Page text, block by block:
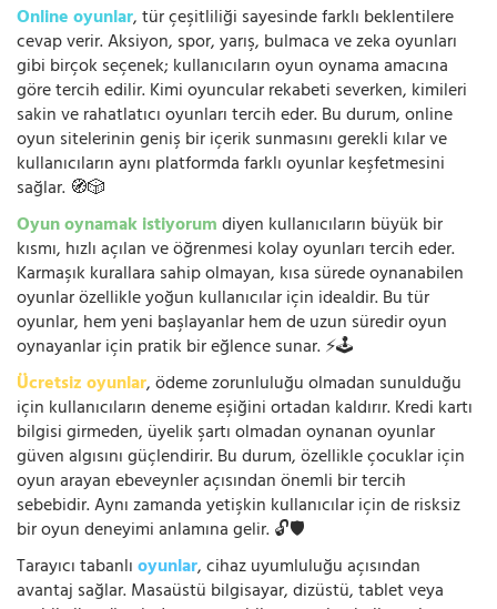
Online oyunlar, tür çeşitliliği sayesinde farklı beklentilere
cevap verir. Aksiyon, spor, yarış, bulmaca ve zeka oyunları
gibi birçok seçenek; kullanıcıların oyun oynama amacına
göre tercih edilir. Kimi oyuncular rekabeti severken, kimileri
sakin ve rahatlatıcı oyunları tercih eder. Bu durum, online
oyun sitelerinin geniş bir içerik sunmasını gerekli kılar ve
kullanıcıların aynı platformda farklı oyunlar keşfetmesini
sağlar. 🧭🎲
Oyun oynamak istiyorumdiyen kullanıcıların büyük bir
kısmı, hızlı açılan ve öğrenmesi kolay oyunları tercih eder.
Karmaşık kurallara sahip olmayan, kısa sürede oynanabilen
oyunlar özellikle yoğun kullanıcılar için idealdir. Bu tür
oyunlar, hem yeni başlayanlar hem de uzun süredir oyun
oynayanlar için pratik bir eğlence sunar. ⚡🕹️
Ücretsiz oyunlar, ödeme zorunluluğu olmadan sunulduğu
için kullanıcıların deneme eşiğini ortadan kaldırır. Kredi kartı
bilgisi girmeden, üyelik şartı olmadan oynanan oyunlar
güven algısını güçlendirir. Bu durum, özellikle çocuklar için
oyun arayan ebeveynler açısından önemli bir tercih
sebebidir. Aynı zamanda yetişkin kullanıcılar için de risksiz
bir oyun deneyimi anlamına gelir. 🔓🛡️
Tarayıcı tabanlıoyunlar, cihaz uyumluluğu açısından
avantaj sağlar. Masaüstü bilgisayar, dizüstü, tablet veya